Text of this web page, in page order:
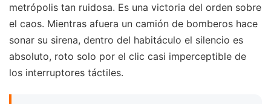
metrópolis tan ruidosa. Es una victoria del orden sobre
el caos. Mientras afuera un camión de bomberos hace
sonar su sirena, dentro del habitáculo el silencio es
absoluto, roto solo por el clic casi imperceptible de
los interruptores táctiles.